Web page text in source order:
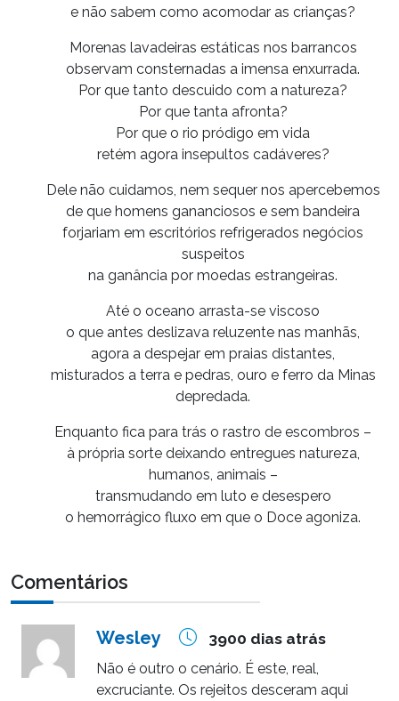
e não sabem como acomodar as crianças?
Morenas lavadeiras estáticas nos barrancos
observam consternadas a imensa enxurrada.
Por que tanto descuido com a natureza?
Por que tanta afronta?
Por que o rio pródigo em vida
retém agora insepultos cadáveres?
Dele não cuidamos, nem sequer nos apercebemos
de que homens gananciosos e sem bandeira
forjariam em escritórios refrigerados negócios
suspeitos
na ganância por moedas estrangeiras.
Até o oceano arrasta-se viscoso
o que antes deslizava reluzente nas manhãs,
agora a despejar em praias distantes,
misturados a terra e pedras, ouro e ferro da Minas
depredada.
Enquanto fica para trás o rastro de escombros –
à própria sorte deixando entregues natureza,
humanos, animais –
transmudando em luto e desespero
o hemorrágico fluxo em que o Doce agoniza.
Comentários
Wesley 3900 dias atrás
Não é outro o cenário. É este, real,
excruciante. Os rejeitos desceram aqui